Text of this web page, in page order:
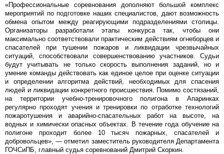
«Профессиональные соревнования дополняют большой комплекс
мероприятий по подготовке наших специалистов, дают возможность
обмена опытом между реагирующими подразделениями столицы.
Организаторы разработали этапы конкурса так, чтобы они
максимально соответствовали практическим действиям огнеборцев и
спасателей при тушении пожаров и ликвидации чрезвычайных
ситуаций, способствовали совершенствованию участников. Судьи
будут учитывать не только скорость выполнения заданий, но и
умение команды действовать как единое целое при оценке ситуации
и определении алгоритма действий, необходимых для спасения
людей и ликвидации конкретного происшествия. Помимо состязаний,
на территории учебно-тренировочного полигона в Апаринках
регулярно проходят учения и тренировки по отработке технологий
пожаротушения и аварийно-спасательных работ на высоте, на
водных и химически опасных объектах. В течение года обучение на
полигоне проходит более 10 тысяч пожарных, спасателей и
добровольцев», — отметил заместитель руководителя Департамента
ГОЧСиПБ, главный судья соревнований Дмитрий Скоркин.